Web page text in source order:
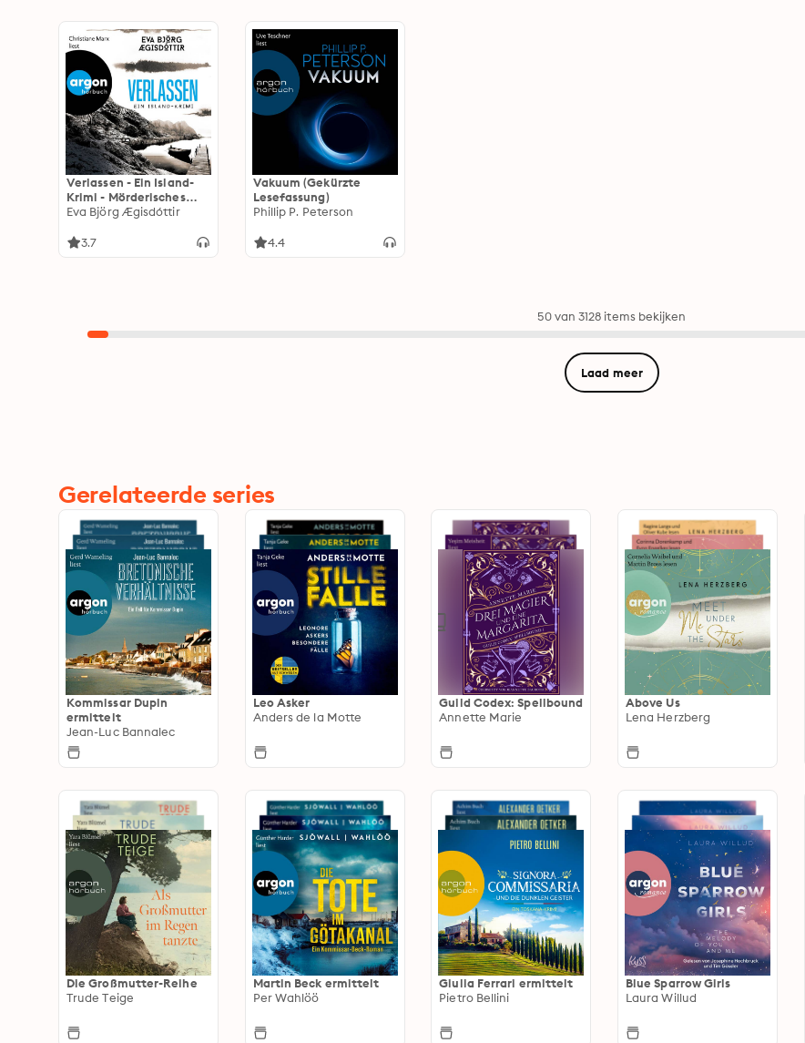
Verlassen - Ein Island-
Krimi - Mörderisches
Island, Band 4
Eva Björg Ægisdóttir
3.7
Vakuum (Gekürzte
Lesefassung)
Phillip P. Peterson
4.4
50 van 3128 items bekijken
Laad meer
Gerelateerde series
Kommissar Dupin
ermittelt
Jean-Luc Bannalec
Leo Asker
Anders de la Motte
Guild Codex: Spellbound
Annette Marie
Above Us
Lena Herzberg
Die Großmutter-Reihe
Trude Teige
Martin Beck ermittelt
Per Wahlöö
Giulia Ferrari ermittelt
Pietro Bellini
Blue Sparrow Girls
Laura Willud